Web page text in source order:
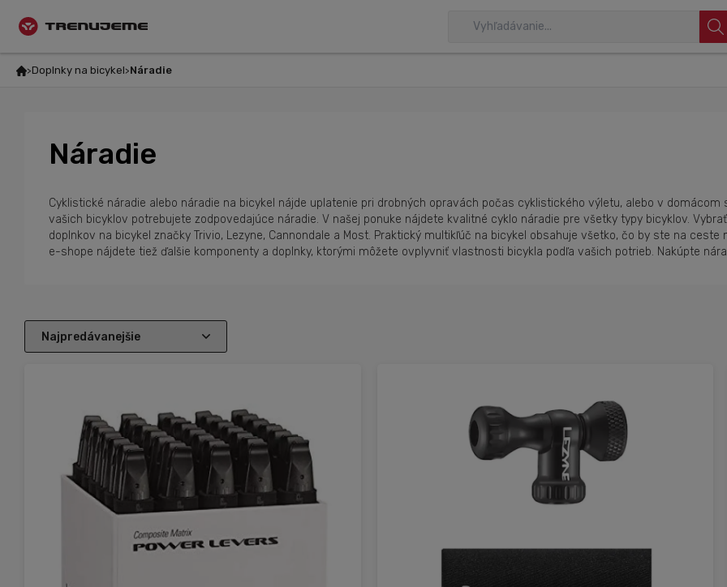
Doplnky na bicykel Náradie
Náradie
Cyklistické náradie alebo náradie na bicykel nájde uplatenie pri drobných opravách počas cyklistického výletu, alebo v domácom
vašich bicyklov potrebujete zodpovedajúce náradie. V našej ponuke nájdete kvalitné cyklo náradie pre všetky typy bicyklov.
doplnkov na bicykel značky Trivio, Lezyne, Cannondale a Most. Praktický multikľúč na bicykel obsahuje všetko, čo by ste na
e-shope nájdete tiež ďalšie komponenty a doplnky, ktorými môžete ovplyvniť vlastnosti bicykla podľa vašich potrieb. Nakúpte